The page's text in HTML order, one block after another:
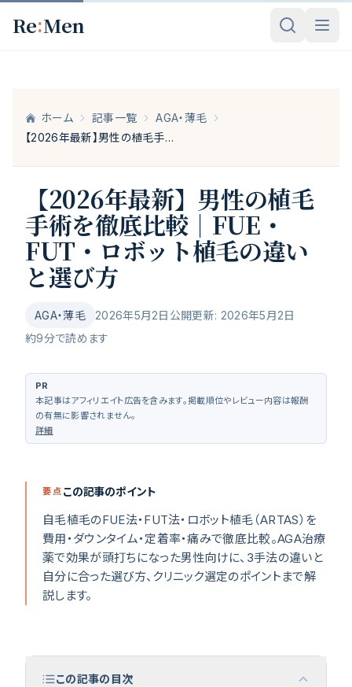
Re:Men
クリニック診断（無料 30秒）
ホーム 記事一覧
AGA・薄毛
【2026年最新】男性の植毛手術を徹底比較｜FUE・FUT・ロボット植毛の違いと選び方
【2026年最新】男性の植毛
手術を徹底比較｜FUE・
FUT・ロボット植毛の違い
と選び方
AGA・薄毛 2026年5月2日公開更新: 2026年5月2日
約9分で読めます
PR
本記事はアフィリエイト広告を含みます。掲載順位やレビュー内容は報酬
の有無に影響されません。
詳細
要点 この記事のポイント
自毛植毛のFUE法・FUT法・ロボット植毛（ARTAS）を
費用・ダウンタイム・定着率・痛みで徹底比較。AGA治療
薬で効果が頭打ちになった男性向けに、3手法の違いと
自分に合った選び方、クリニック選定のポイントまで解
説します。
この記事の目次